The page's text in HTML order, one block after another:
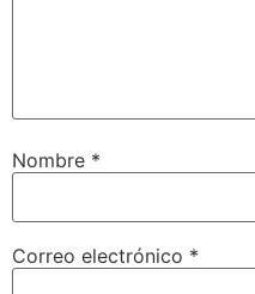
Nombre *
Correo electrónico *